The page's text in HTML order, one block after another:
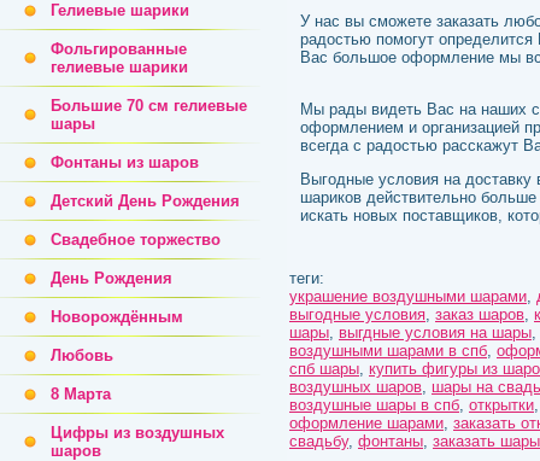
Гелиевые шарики
Фольгированные
гелиевые шарики
Большие 70 см гелиевые
шары
Фонтаны из шаров
Детский День Рождения
Свадебное торжество
День Рождения
Новорождённым
Любовь
8 Марта
Цифры из воздушных
шаров
У нас вы сможете заказать
радостью помогут
Вас большое оформление мы
Мы рады видеть Вас на наших
оформлением и организацией
всегда с радостью расскажут
Выгодные условия на
шариков действительно
искать новых поставщиков,
теги:
украшение воздушными шарами,
выгодные условия, заказ шаров,
шары, выгдные условия на шары,
воздушными шарами в спб,
спб шары, купить фигуры из
воздушных шаров, шары на
воздушные шары в спб, открытки
оформление шарами, заказать
свадьбу, фонтаны, заказать шары